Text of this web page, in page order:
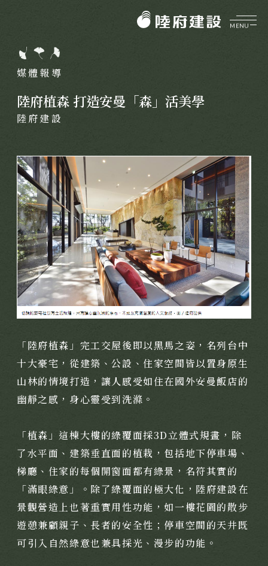
MENU
陸府健社
菁英團隊
品牌價值
永續服務
質感樂活
FOUNDATION
關於陸府基金會
最新消息
美學活動
展覽資訊
聯絡我們
陸府新訊
NEWS
全部訊息
美學鑑賞
國際展覽
用心服務
經典豐藏
PROJECT
新案鑑賞
特約商家
全部商家
饗樂派對
舒心療癒
健康活力
靜謐品味
聯絡我們
CONTACT
線上留言
媒體報導
陸府植森 打造安曼「森」活美學
陸府建設
「陸府植森」完工交屋後即以黑馬之姿，名列台中
十大豪宅，從建築、公設、住家空間皆以置身原生
山林的情境打造，讓人感受如住在國外安曼飯店的
幽靜之感，身心靈受到洗滌。
「植森」這棟大樓的綠覆面採3D立體式規畫，除
了水平面、建築垂直面的植栽，包括地下停車場、
梯廳、住家的每個開窗面都有綠景，名符其實的
「滿眼綠意」。除了綠覆面的極大化，陸府建設在
景觀營造上也著重實用性功能，如一樓花園的散步
遊憩兼顧親子、長者的安全性；停車空間的天井既
可引入自然綠意也兼具採光、漫步的功能。